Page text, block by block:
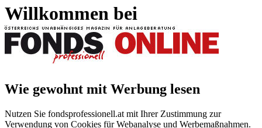
Willkommen bei
Wie gewohnt mit Werbung lesen
Nutzen Sie fondsprofessionell.at mit Ihrer Zustimmung zur
Verwendung von Cookies für Webanalyse und Werbemaßnahmen.